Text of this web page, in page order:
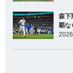
森下
覇な